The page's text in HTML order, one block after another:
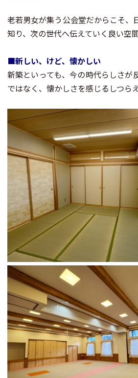
老若男女が集う公会堂だからこそ、
知り、次の世代へ伝えていく良い空
■新しい、けど、懐かしい
新築といっても、今の時代らしさが
ではなく、懐かしさを感じるしつら